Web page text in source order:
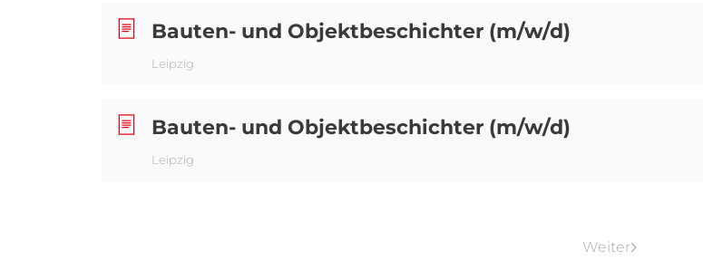
Bauten- und Objektbeschichter (m/w/d)
Leipzig
Bauten- und Objektbeschichter (m/w/d)
Leipzig
Weiter